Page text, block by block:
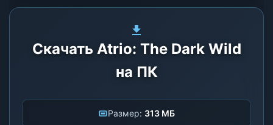
Скачать Atrio: The Dark Wild
на ПК
Размер: 313 МБ